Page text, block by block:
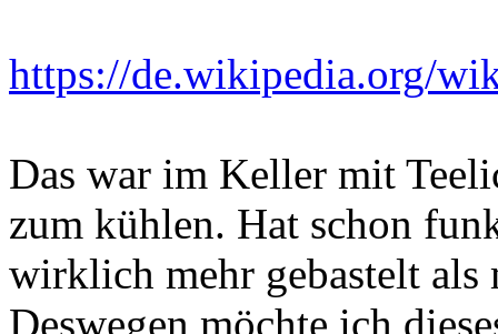
https://de.wikipedia.org/
Das war im Keller mit
zum kühlen. Hat schon
wirklich mehr gebastelt als
Deswegen möchte ich